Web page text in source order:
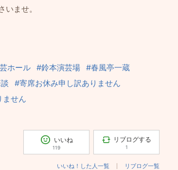
ませ。
ホール #鈴本演芸場 #春風亭一蔵
#寄席お休み申し訳ありません
ません
いいね
119
リブログする
1
いいね！した人一覧 リブログ一覧